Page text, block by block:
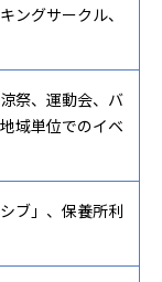
ングサークル、
祭、運動会、バ
域単位でのイベ
ブ」、保養所利